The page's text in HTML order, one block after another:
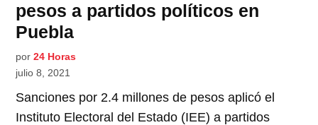
pesos a partidos políticos en
Puebla
por 24 Horas
julio 8, 2021
Sanciones por 2.4 millones de pesos aplicó el
Instituto Electoral del Estado (IEE) a partidos